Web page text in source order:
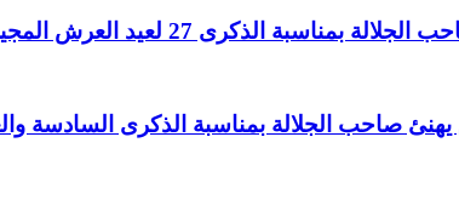
الذكرى 27 لعيد العرش المجيد.
يهنئ صاحب الجلالة بمناسبة الذكرى